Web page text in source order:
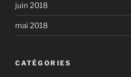
juin 2018
mai 2018
CATÉGORIES